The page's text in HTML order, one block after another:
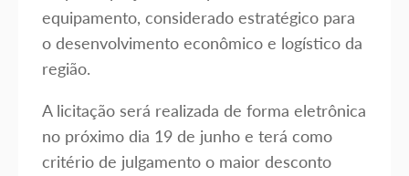
equipamento, considerado estratégico para
o desenvolvimento econômico e logístico da
região.
A licitação será realizada de forma eletrônica
no próximo dia 19 de junho e terá como
critério de julgamento o maior desconto